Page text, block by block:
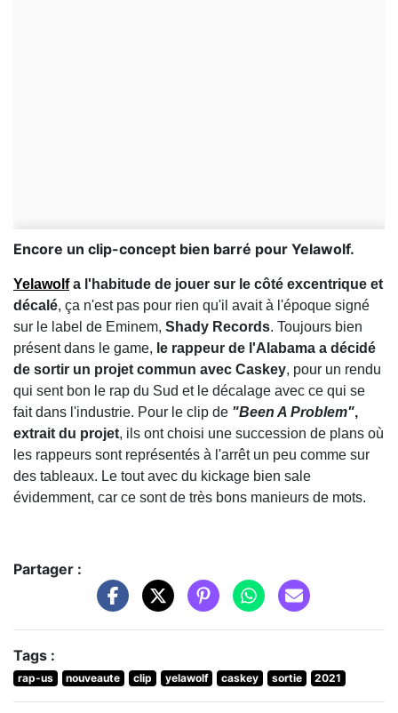
Encore un clip-concept bien barré pour Yelawolf.
Yelawolfa l'habitude de jouer sur le côté excentrique et
décalé, ça n'est pas pour rien qu'il avait à l'époque signé
sur le label de Eminem, Shady Records. Toujours bien
présent dans le game, le rappeur de l'Alabama a décidé
de sortir un projet commun avec Caskey, pour un rendu
qui sent bon le rap du Sud et le décalage avec ce qui se
fait dans l'industrie. Pour le clip de "Been A Problem",
extrait du projet, ils ont choisi une succession de plans où
les rappeurs sont représentés à l'arrêt un peu comme sur
des tableaux. Le tout avec du kickage bien sale
évidemment, car ce sont de très bons manieurs de mots.
Partager :
Tags :
rap-us nouveaute clip yelawolf caskey sortie 2021